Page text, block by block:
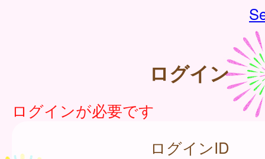
ログイン
ログインが必要です
ログインID